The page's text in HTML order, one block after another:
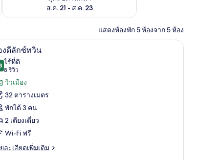
ส.ค. 21 - ส.ค. 23
แสดงห้องพัก 5 ห้องจาก 5 ห้อง
พัก, โต๊ะทำงาน, ผ้าม่านกันแสง
ถ่าย
หมด
ง
ห้องดีลักซ์ทวิน | มินิบาร์, ตู้นิรภัยในห้องพัก, โต๊
21
งดีลักซ์ทวิน
จาก 10
ไร้ที่ติ
8 รีวิว
(8
รีวิว)
วิวเมือง
32 ตารางเมตร
พักได้ 3 คน
2 เตียงเดี่ยว
Wi-Fi ฟรี
ละเอียดเพิ่มเติม